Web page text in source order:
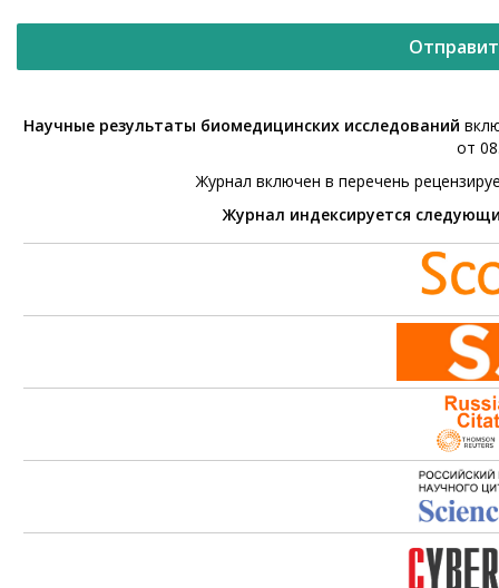
Научные результаты биомедицинских исследований
от
Журнал включен в перечень
Журнал индексируется